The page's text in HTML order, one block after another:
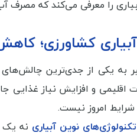
کاهش مصرف آب تا
به یکی از جدی‌ترین
اقلیمی و افزایش نیاز غذایی
امروز نیست.
تکنولوژی‌های نوین آبیاری نه یک